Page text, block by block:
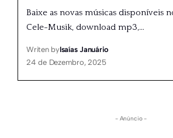
Baixe as novas músicas disponíveis
Cele-Musik, download mp3,…
Writen byIsaías Januário
24 de Dezembro, 2025
- Anúncio -